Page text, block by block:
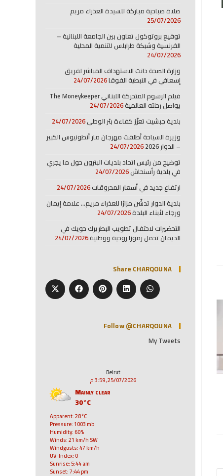
صلاة صباحية مباركة للسيدة العذراء مريم
25/07/2026
توقيع بروتوكول تعاون بين الجامعة اللبنانية –
الفرنسية وشبكة طرابلس للتنمية المحلية
24/07/2026
وزارة الصحة دانت الاستهداف المباشر لفريق
إسعافي في النبطية الفوقا24/07/2026
فيلم الرسوم المتحركة اللبناني The Moneykeeper
يواصل رحلته العالمية24/07/2026
بلدية جبشيت تعزّز كفاءة بئر الوطى24/07/2026
وزيرة السياحة أطلقت مهرجان مار أنطونيوس الكبير
– الدوار 2026
24/07/2026
توضيح من رئيس اتحاد بلديات البترون حول ما يجري
في بلدية رأسنحاش24/07/2026
ارتفاع جديد في أسعار المحروقات24/07/2026
بلدية الدوار تدشّن مزارًا للعذراء مريم… علامة إيمان
ورجاء لأبناء البلدة24/07/2026
التحضيرات لاحتفال تطويب البطريرك حويك في
الديمان تحمل رموزا روحية ووطنية24/07/2026
Share CHARQOUNA
Follow @CHARQOUNA
My Tweets
Beirut
25/07/2026, 3:59 م
Mainly clear
30°C
Apparent: 28°C
Pressure: 1003 mb
Humidity: 60%
Winds: 21 km/h SW
Windgusts: 47 km/h
UV-Index: 0
Sunrise: 5:44 am
Sunset: 7:44 pm